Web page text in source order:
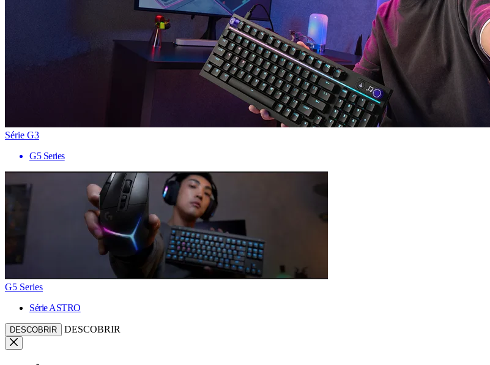
Série G3
G5 Series
G5 Series
Série ASTRO
DESCOBRIR DESCOBRIR